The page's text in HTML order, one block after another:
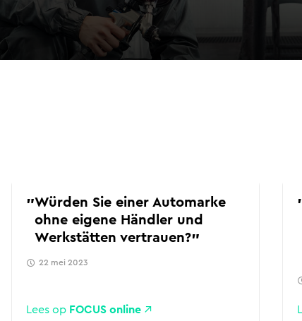
Würden Sie einer Automarke
ohne eigene Händler und
Werkstätten vertrauen?
22 mei 2023
Lees op FOCUS online